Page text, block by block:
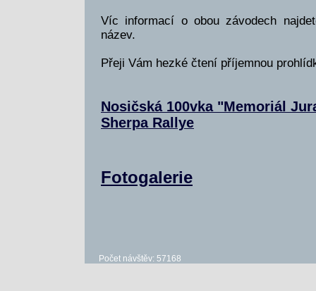
Víc informací o obou závodech
název.
Přeji Vám hezké čtení příjemnou
Nosičská 100vka "Memoriál
Sherpa Rallye
Fotogalerie
Počet návštěv: 57168